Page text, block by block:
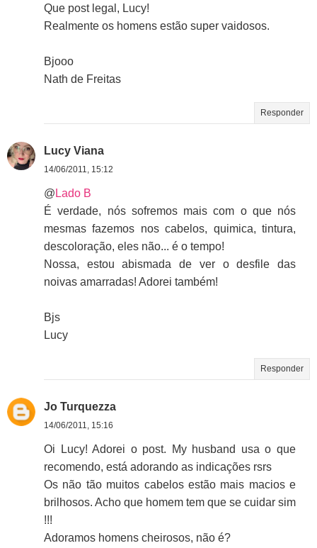
Que post legal, Lucy!
Realmente os homens estão super vaidosos.
Bjooo
Nath de Freitas
Responder
Lucy Viana
14/06/2011, 15:12
@ Lado B
É verdade, nós sofremos mais com o que nós
mesmas fazemos nos cabelos, quimica, tintura,
descoloração, eles não... é o tempo!
Nossa, estou abismada de ver o desfile das
noivas amarradas! Adorei também!
Bjs
Lucy
Responder
Jo Turquezza
14/06/2011, 15:16
Oi Lucy! Adorei o post. My husband usa o que
recomendo, está adorando as indicações rsrs
Os não tão muitos cabelos estão mais macios e
brilhosos. Acho que homem tem que se cuidar sim
!!!
Adoramos homens cheirosos, não é?